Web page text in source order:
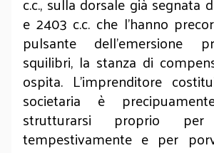
e 2403 c.c. che l’hanno
pulsante dell’emersione
squilibri, la stanza di
ospita. L’imprenditore
societaria è
strutturarsi proprio per
tempestivamente e per